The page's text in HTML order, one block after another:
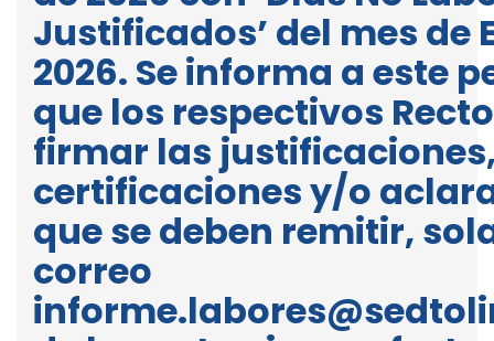
Justificados’ del mes de
2026. Se informa a este
que los respectivos
firmar las
certificaciones y/o
que se deben remitir,
correo